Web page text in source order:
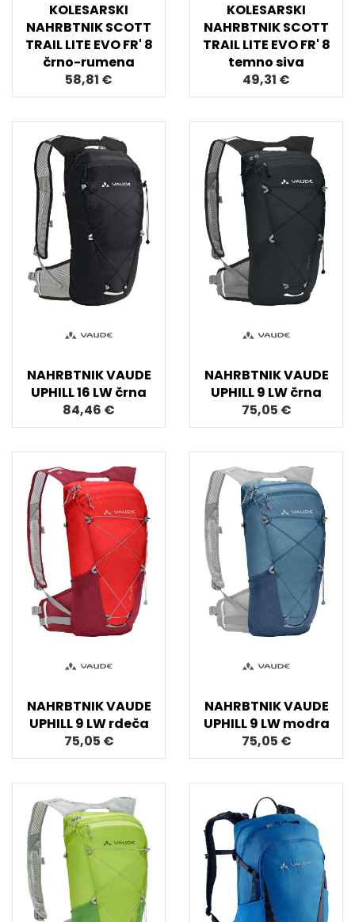
KOLESARSKI
NAHRBTNIK SCOTT
TRAIL LITE EVO FR' 8
črno-rumena
58,81 €
KOLESARSKI
NAHRBTNIK SCOTT
TRAIL LITE EVO FR' 8
temno siva
49,31 €
NAHRBTNIK VAUDE
UPHILL 16 LW črna
84,46 €
NAHRBTNIK VAUDE
UPHILL 9 LW črna
75,05 €
NAHRBTNIK VAUDE
UPHILL 9 LW rdeča
75,05 €
NAHRBTNIK VAUDE
UPHILL 9 LW modra
75,05 €